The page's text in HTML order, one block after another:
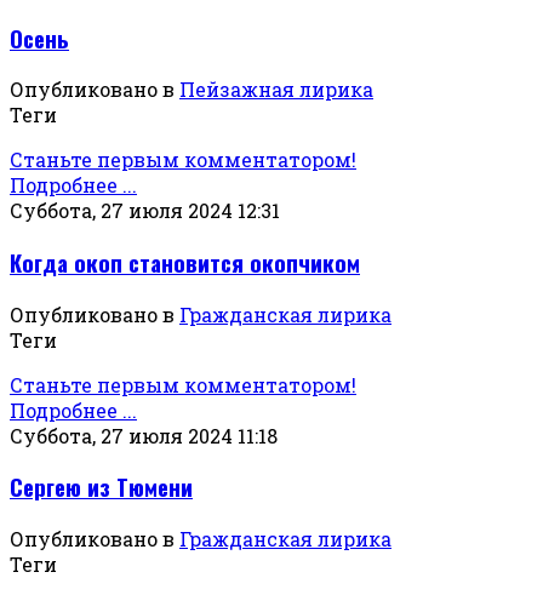
Осень
Опубликовано в Пейзажная лирика
Теги
Станьте первым комментатором!
Подробнее ...
Суббота, 27 июля 2024 12:31
Когда окоп становится окопчиком
Опубликовано в Гражданская лирика
Теги
Станьте первым комментатором!
Подробнее ...
Суббота, 27 июля 2024 11:18
Сергею из Тюмени
Опубликовано в Гражданская лирика
Теги